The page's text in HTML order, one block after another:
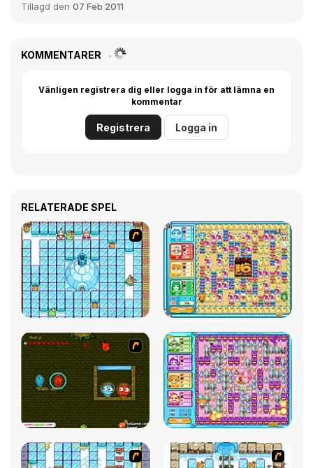
Tillagd den 07 Feb 2011
KOMMENTARER
Vänligen registrera dig eller logga in för att lämna en
kommentar
Registrera Logga in
RELATERADE SPEL